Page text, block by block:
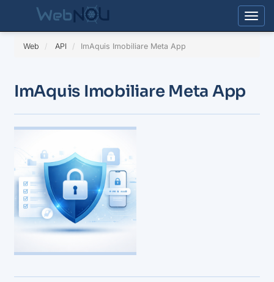
Web API ImAquis Imobiliare Meta App
ImAquis Imobiliare Meta App